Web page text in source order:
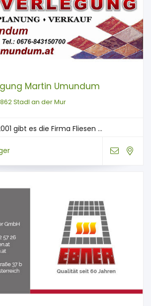
Martin Umundum
Stadl an der Mur
gibt es die Firma Fliesen ...